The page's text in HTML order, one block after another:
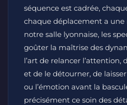
séquence est cadrée,
chaque déplacement a une
notre salle lyonnaise, les
goûter la maîtrise des
l’art de relancer l’attention,
et de le détourner, de
ou l’émotion avant la
précisément ce soin des